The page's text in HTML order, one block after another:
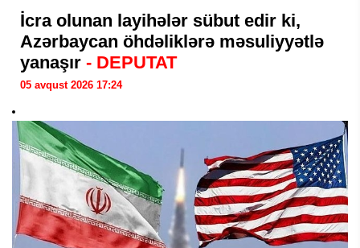
İcra olunan layihələr sübut edir ki,
Azərbaycan öhdəliklərə məsuliyyətlə
yanaşır - DEPUTAT
05 avqust 2026 17:24